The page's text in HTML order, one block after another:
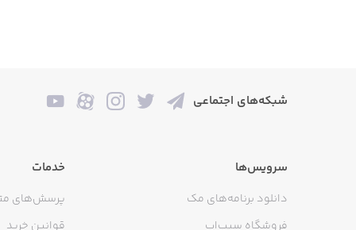
_سبک لباس (کمک به والدین جهت
شبکه‌های اجتماعی
سرویس‌ها
دانلود برنامه‌های مک
فروشگاه سیب‌اپ
خدمات
پرسش‌های
قوانین خرید